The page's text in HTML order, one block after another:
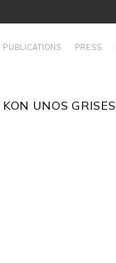
PUBLICATIONS PRESS
UNOS